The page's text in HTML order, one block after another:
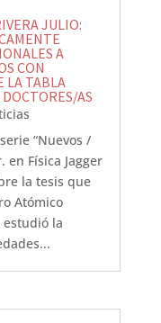
JULIO:
A
CON
LA TABLA
AS
“Nuevos /
en Física Jagger
la tesis que
Atómico
estudió la